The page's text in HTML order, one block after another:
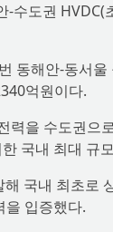
수도권
동해안-동서
억원이다.
을 수도권으
국내 최대 규
국내 최초로
을 입증했다.